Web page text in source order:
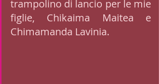
trampolino di lancio per le mie
figlie, Chikaima Maitea e
Chimamanda Lavinia.